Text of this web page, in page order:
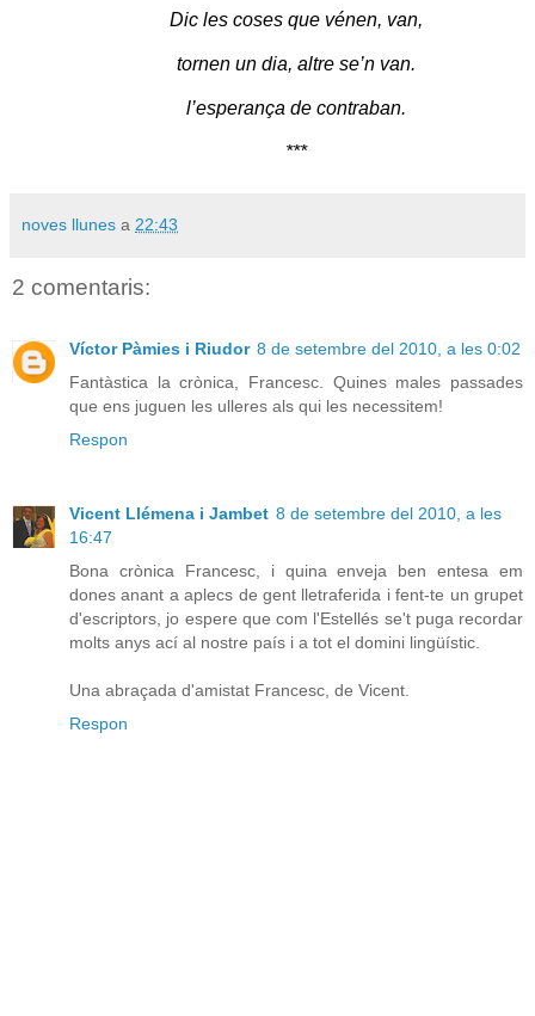
Dic les coses que vénen, van,
tornen un dia, altre se’n van.
l’esperança de contraban.
***
noves llunes a 22:43
2 comentaris:
Víctor Pàmies i Riudor 8 de setembre del 2010, a les 0:02
Fantàstica la crònica, Francesc. Quines males passades
que ens juguen les ulleres als qui les necessitem!
Respon
Vicent Llémena i Jambet 8 de setembre del 2010, a les
16:47
Bona crònica Francesc, i quina enveja ben entesa em
dones anant a aplecs de gent lletraferida i fent-te un grupet
d'escriptors, jo espere que com l'Estellés se't puga recordar
molts anys ací al nostre país i a tot el domini lingüístic.
Una abraçada d'amistat Francesc, de Vicent.
Respon